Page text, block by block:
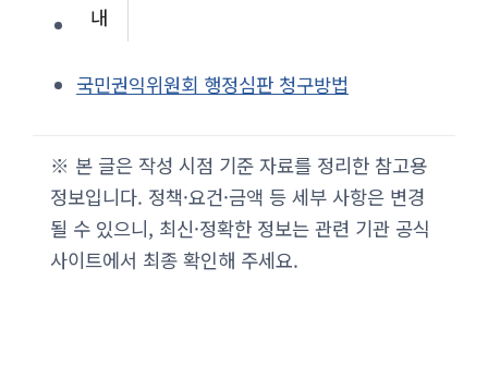
내
국민권익위원회 행정심판 청구방법
※ 본 글은 작성 시점 기준 자료를 정리한 참고용
정보입니다. 정책·요건·금액 등 세부 사항은 변경
될 수 있으니, 최신·정확한 정보는 관련 기관 공식
사이트에서 최종 확인해 주세요.